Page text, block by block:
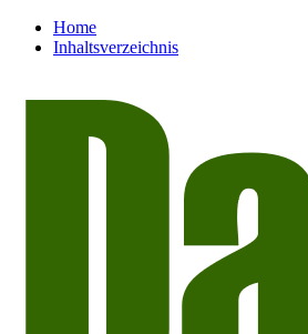
Home
Inhaltsverzeichnis